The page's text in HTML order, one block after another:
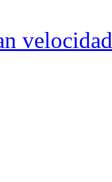
velocidad